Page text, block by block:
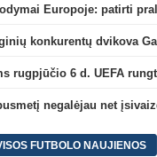
konkurentų dvikova
rugpjūčio 6 d. UEFA
FUTBOLO NAUJIENOS